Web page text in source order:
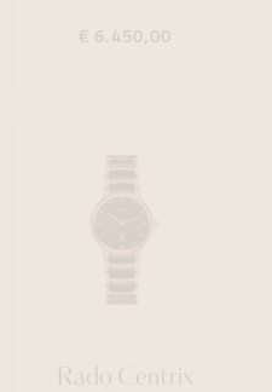
€ 6.450,00
Rado Centrix